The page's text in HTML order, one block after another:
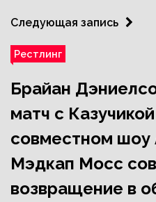
Следующая запись
Рестлинг
Брайан
матч с
совместном шоу
Мэдкап Мосс
возвращение в